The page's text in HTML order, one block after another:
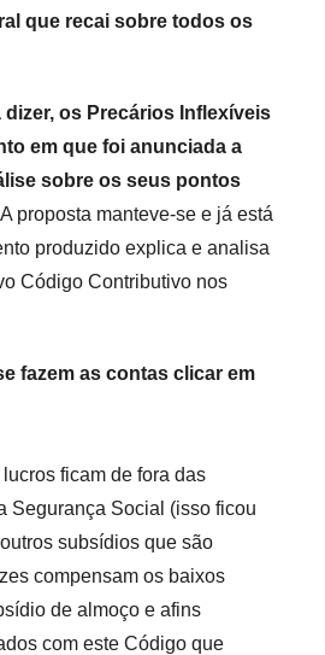
e
que recai sobre todos os
dizer, os Precários Inflexíveis
em que foi anunciada a
sobre os seus pontos
A proposta manteve-se e já está
produzido explica e analisa
Código Contributivo nos
fazem as contas clicar em
ficam de fora das
Segurança Social (isso ficou
subsídios que são
compensam os baixos
de almoço e afins
com este Código que